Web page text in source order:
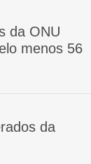
da ONU
menos 56
da